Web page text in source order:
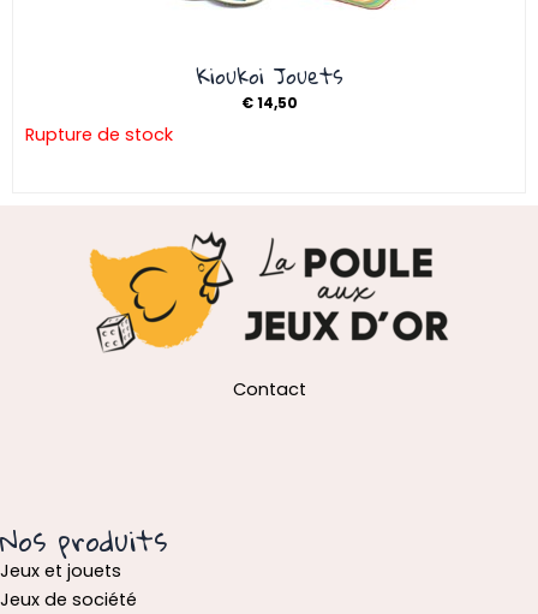
Kioukoi Jouets
€14,50
Rupture de stock
Contact
Nos produits
Jeux et jouets
Jeux de société